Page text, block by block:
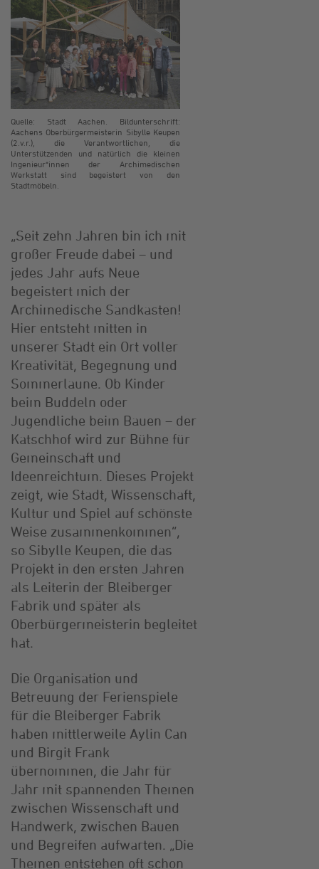
Quelle: Stadt Aachen. Bildunterschrift:
Aachens Oberbürgermeisterin Sibylle Keupen
(2.v.r.), die Verantwortlichen, die
Unterstützenden und natürlich die kleinen
Ingenieur*innen der Archimedischen
Werkstatt sind begeistert von den
Stadtmöbeln.
„Seit zehn Jahren bin ich mit
großer Freude dabei – und
jedes Jahr aufs Neue
begeistert mich der
Archimedische Sandkasten!
Hier entsteht mitten in
unserer Stadt ein Ort voller
Kreativität, Begegnung und
Sommerlaune. Ob Kinder
beim Buddeln oder
Jugendliche beim Bauen – der
Katschhof wird zur Bühne für
Gemeinschaft und
Ideenreichtum. Dieses Projekt
zeigt, wie Stadt, Wissenschaft,
Kultur und Spiel auf schönste
Weise zusammenkommen“,
so Sibylle Keupen, die das
Projekt in den ersten Jahren
als Leiterin der Bleiberger
Fabrik und später als
Oberbürgermeisterin begleitet
hat.
Die Organisation und
Betreuung der Ferienspiele
für die Bleiberger Fabrik
haben mittlerweile Aylin Can
und Birgit Frank
übernommen, die Jahr für
Jahr mit spannenden Themen
zwischen Wissenschaft und
Handwerk, zwischen Bauen
und Begreifen aufwarten. „Die
Themen entstehen oft schon